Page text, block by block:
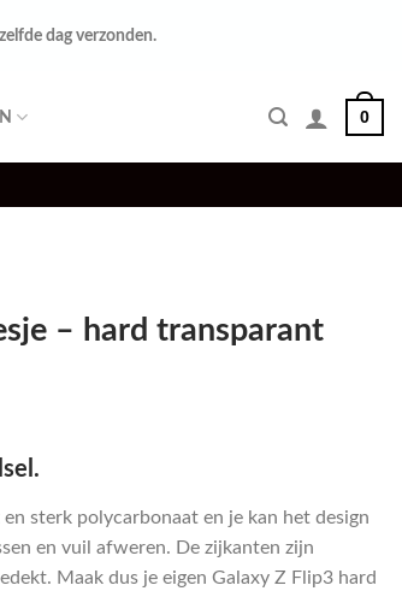
zelfde dag verzonden.
0
– hard transparant
sterk polycarbonaat en je kan het design
en vuil afweren. De zijkanten zijn
Maak dus je eigen Galaxy Z Flip3 hard